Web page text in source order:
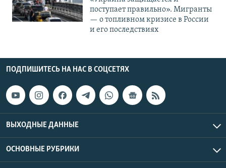
поступает правильно». Мигранты
— о топливном кризисе в России
и его последствиях
ПОДПИШИТЕСЬ НА НАС В СОЦСЕТЯХ
ВЫХОДНЫЕ ДАННЫЕ
ОСНОВНЫЕ РУБРИКИ